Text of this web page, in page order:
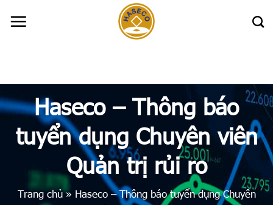
Haseco – Thông báo
tuyển dụng Chuyên viên
Quản trị rủi ro
Trang chủ» Haseco – Thông báo tuyển dụng Chuyên